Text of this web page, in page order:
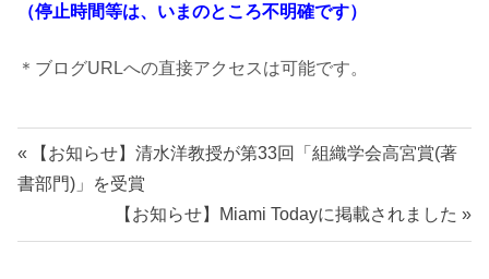
ー
（停止時間等は、いまのところ不明確です）
＊ブログURLへの直接アクセスは可能です。
投
ナ
前
の
事:
【お知らせ】清水洋教授が第33回「組織学会高宮賞(著
書部門)」を受賞
次
の
【お知らせ】Miami Todayに掲載されました